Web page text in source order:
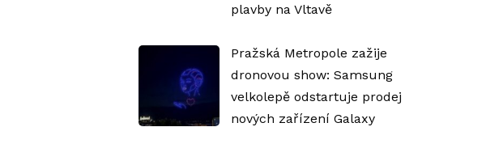
plavby na Vltavě
Pražská Metropole zažije
dronovou show: Samsung
velkolepě odstartuje prodej
nových zařízení Galaxy